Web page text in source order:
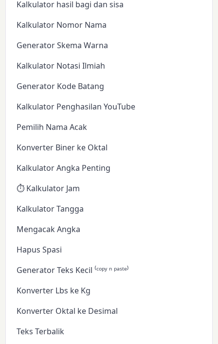
Kalkulator hasil bagi dan sisa
Kalkulator Nomor Nama
Generator Skema Warna
Kalkulator Notasi Ilmiah
Generator Kode Batang
Kalkulator Penghasilan YouTube
Pemilih Nama Acak
Konverter Biner ke Oktal
Kalkulator Angka Penting
⏱️ Kalkulator Jam
Kalkulator Tangga
Mengacak Angka
Hapus Spasi
Generator Teks Kecil ⁽ᶜᵒᵖʸ ⁿ ᵖᵃˢᵗᵉ⁾
Konverter Lbs ke Kg
Konverter Oktal ke Desimal
Teks Terbalik